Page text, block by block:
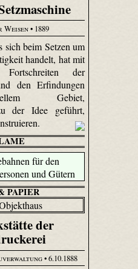
Weisen• 1889
sich beim Setzen um
handelt, hat mit
Fortschreiten der
den Erfindungen
Gebiet,
der Idee geführt,
PAPIER
der
• 6.10.1888